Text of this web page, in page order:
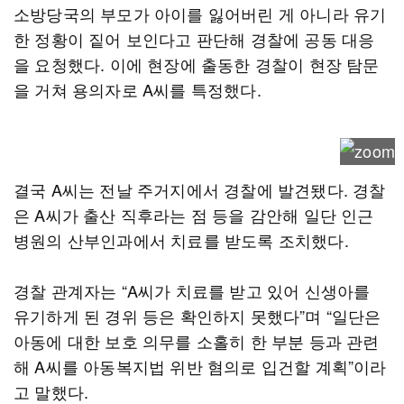
소방당국의 부모가 아이를 잃어버린 게 아니라 유기
한 정황이 짙어 보인다고 판단해 경찰에 공동 대응
을 요청했다. 이에 현장에 출동한 경찰이 현장 탐문
을 거쳐 용의자로 A씨를 특정했다.
결국 A씨는 전날 주거지에서 경찰에 발견됐다. 경찰
은 A씨가 출산 직후라는 점 등을 감안해 일단 인근
병원의 산부인과에서 치료를 받도록 조치했다.
경찰 관계자는 “A씨가 치료를 받고 있어 신생아를
유기하게 된 경위 등은 확인하지 못했다”며 “일단은
아동에 대한 보호 의무를 소홀히 한 부분 등과 관련
해 A씨를 아동복지법 위반 혐의로 입건할 계획”이라
고 말했다.